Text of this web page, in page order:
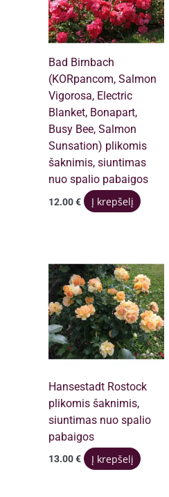
Bad Birnbach
(KORpancom, Salmon
Vigorosa, Electric
Blanket, Bonapart,
Busy Bee, Salmon
Sunsation) plikomis
šaknimis, siuntimas
nuo spalio pabaigos
12.00€ Į krepšelį
Hansestadt Rostock
plikomis šaknimis,
siuntimas nuo spalio
pabaigos
13.00€ Į krepšelį